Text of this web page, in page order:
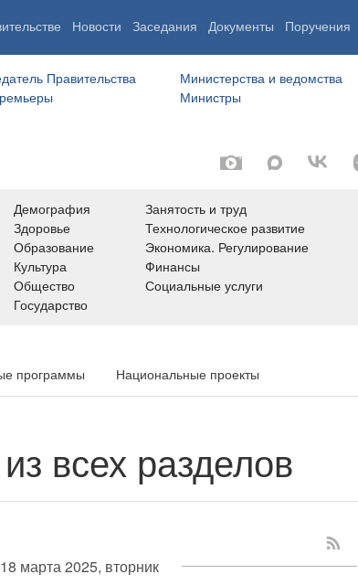
Новости Заседания Документы Поручения
Правительства
Министерства и ведомства
Министры
Демография
Здоровье
Образование
Культура
Общество
Государство
Занятость и труд
Технологическое развитие
Экономика. Регулирование
Финансы
Социальные услуги
программы Национальные проекты
всех разделов
18 марта 2025, вторник